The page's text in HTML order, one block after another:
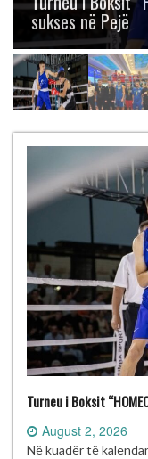
gjashtë medalje
Turneu i Boksit
August 2, 2026
Në kuadër të